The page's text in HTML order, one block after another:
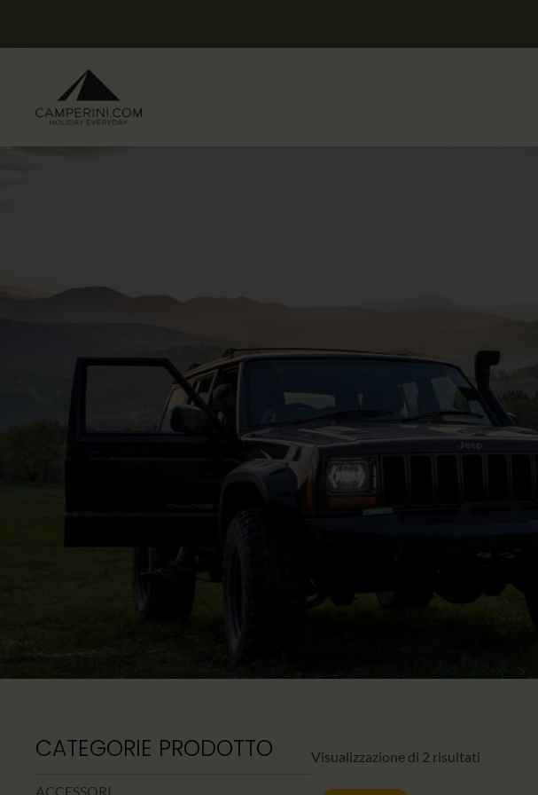
CATEGORIE PRODOTTO
ACCESSORI
Visualizzazione di 2 risultati